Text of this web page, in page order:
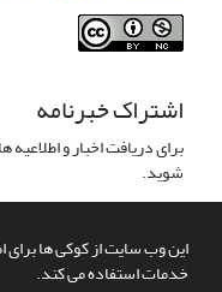
این وب سایت از کوکی ها برای
خدمات استفاده می کند.
اشتراک خبرنامه
برای دریافت اخبار و
شوید.